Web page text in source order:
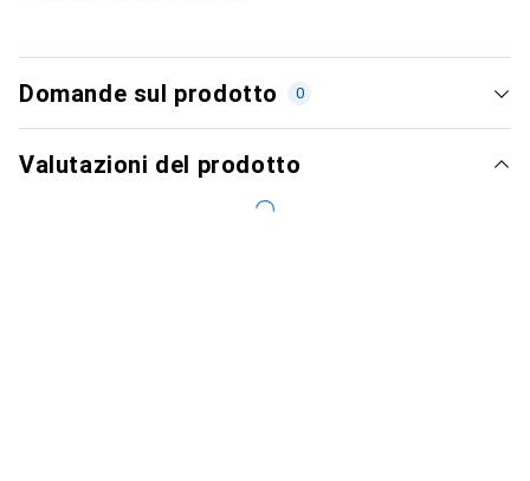
Domande sul prodotto 0
Valutazioni del prodotto